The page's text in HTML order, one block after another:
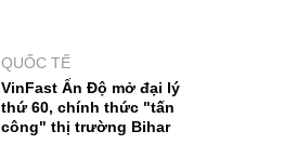
QUỐC TẾ
VinFast Ấn Độ mở đại lý
thứ 60, chính thức "tấn
công" thị trường Bihar